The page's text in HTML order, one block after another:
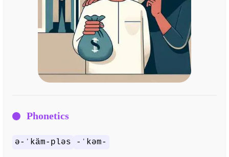
Phonetics
ə-ˈkäm-pləs -ˈkəm-